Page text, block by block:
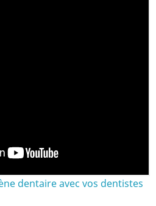
dentaire avec vos dentistes